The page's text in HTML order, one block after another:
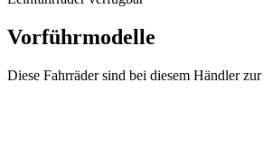
Vorführmodelle
Diese Fahrräder sind bei diesem Händler